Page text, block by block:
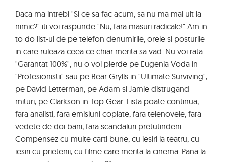
Daca ma intrebi "Si ce sa fac acum, sa nu ma mai uit la
nimic?" iti voi raspunde "Nu, fara masuri radicale!" Am in
to do list-ul de pe telefon denumirile, orele si posturile
in care ruleaza ceea ce chiar merita sa vad. Nu voi rata
"Garantat 100%", nu o voi pierde pe Eugenia Voda in
"Profesionistii" sau pe Bear Grylls in "Ultimate Surviving",
pe David Letterman, pe Adam si Jamie distrugand
mituri, pe Clarkson in Top Gear. Lista poate continua,
fara analisti, fara emisiuni copiate, fara telenovele, fara
vedete de doi bani, fara scandaluri pretutindeni.
Compensez cu multe carti bune, cu iesiri la teatru, cu
iesiri cu prietenii, cu filme care merita la cinema. Pana la